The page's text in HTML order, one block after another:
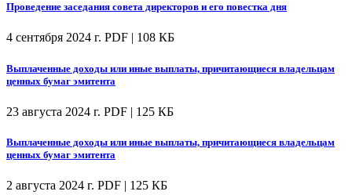
Проведение заседания совета директоров и его повестка дня
4 сентября 2024 г. PDF | 108 КБ
Выплаченные доходы или иные выплаты, причитающиеся владельцам
ценных бумаг эмитента
23 августа 2024 г. PDF | 125 КБ
Выплаченные доходы или иные выплаты, причитающиеся владельцам
ценных бумаг эмитента
2 августа 2024 г. PDF | 125 КБ